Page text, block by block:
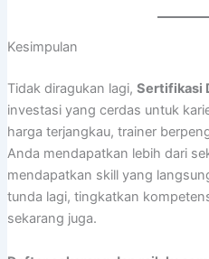
Kesimpulan
Tidak diragukan lagi, Sertifikasi
investasi yang cerdas untuk
harga terjangkau, trainer
Anda mendapatkan lebih dari
mendapatkan skill yang
tunda lagi, tingkatkan
sekarang juga.